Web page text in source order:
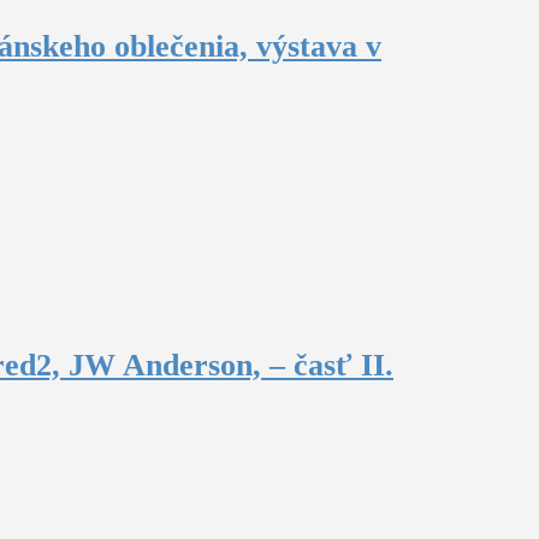
oblečenia, výstava v
JW Anderson, – časť II.